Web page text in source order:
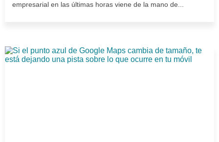
empresarial en las últimas horas viene de la mano de...